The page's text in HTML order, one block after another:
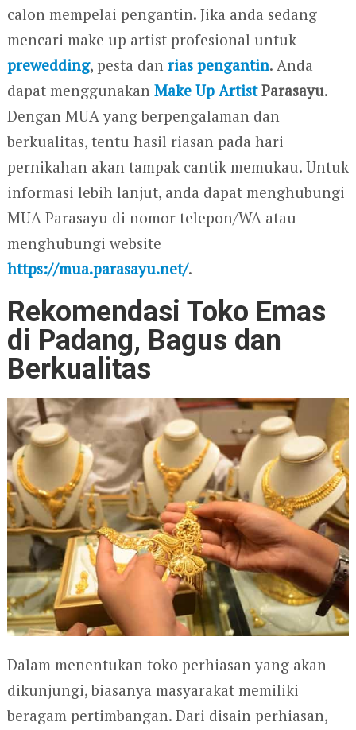
calon mempelai pengantin. Jika anda sedang
mencari make up artist profesional untuk
prewedding, pesta dan rias pengantin. Anda
dapat menggunakan Make Up ArtistParasayu.
Dengan MUA yang berpengalaman dan
berkualitas, tentu hasil riasan pada hari
pernikahan akan tampak cantik memukau. Untuk
informasi lebih lanjut, anda dapat menghubungi
MUA Parasayu di nomor telepon/WA atau
menghubungi website
https://mua.parasayu.net/.
Rekomendasi Toko Emas
di Padang, Bagus dan
Berkualitas
Dalam menentukan toko perhiasan yang akan
dikunjungi, biasanya masyarakat memiliki
beragam pertimbangan. Dari disain perhiasan,